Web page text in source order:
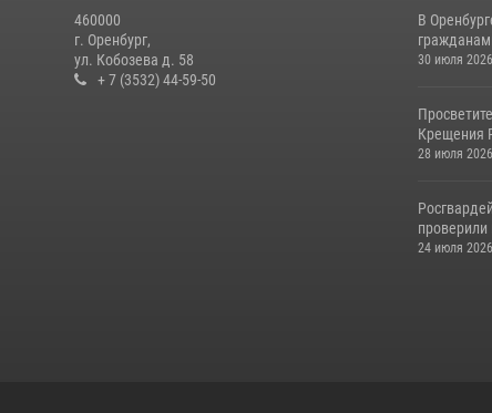
460000
г. Оренбург,
ул. Кобозева д. 58
+ 7 (3532) 44-59-50
В
30 июля
Крещения
28 июля
проверили
24 июля